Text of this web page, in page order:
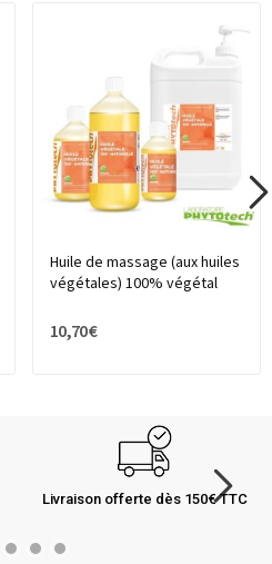
Huile de massage (aux huiles
végétales) 100% végétal
10,70 €
Livraison offerte dès 150€ TTC